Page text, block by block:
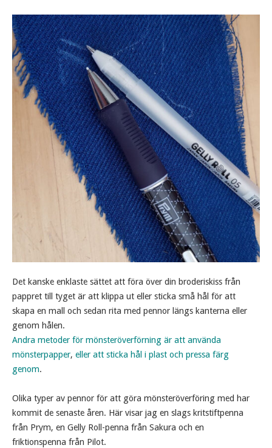
Det kanske enklaste sättet att föra över din broderiskiss från
pappret till tyget är att klippa ut eller sticka små hål för att
skapa en mall och sedan rita med pennor längs kanterna eller
genom hålen.
Andra metoder för mönsteröverförning är att använda
mönsterpapper, eller att sticka hål i plast och pressa färg
genom.
Olika typer av pennor för att göra mönsteröverföring med har
kommit de senaste åren. Här visar jag en slags kritstiftpenna
från Prym, en Gelly Roll-penna från Sakura och en
friktionspenna från Pilot.